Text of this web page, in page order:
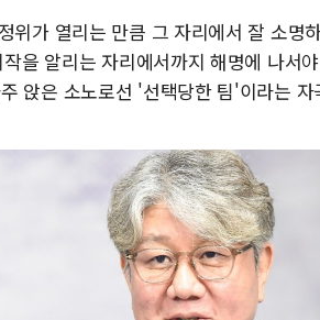
위가 열리는 만큼 그 자리에서 잘 소명
을 알리는 자리에서까지 해명에 나서
앉은 소노로선 '선택당한 팀'이라는